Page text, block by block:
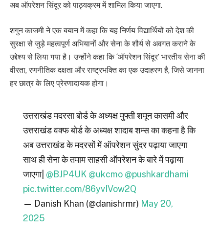
अब ऑपरेशन सिंदूर को पाठ्यक्रम में शामिल किया जाएगा.
शगुन काजमी ने एक बयान में कहा कि यह निर्णय विद्यार्थियों को देश की
सुरक्षा से जुड़े महत्वपूर्ण अभियानों और सेना के शौर्य से अवगत कराने के
उद्देश्य से लिया गया है। उन्होंने कहा कि ‘ऑपरेशन सिंदूर’ भारतीय सेना की
वीरता, रणनीतिक दक्षता और राष्ट्रभक्ति का एक उदाहरण है, जिसे जानना
हर छात्र के लिए प्रेरणादायक होगा।
उत्तराखंड मदरसा बोर्ड के अध्यक्ष मुफ्ती शमून कासमी और
उत्तराखंड वक्फ बोर्ड के अध्यक्ष शादाब शम्स का कहना है कि
अब उत्तराखंड के मदरसों में ऑपरेशन सुंदर पढ़ाया जाएगा
साथ ही सेना के तमाम साहसी ऑपरेशन के बारे में पढ़ाया
जाएगा| @BJP4UK @ukcmo @pushkardhami
pic.twitter.com/86yvIVow2Q
— Danish Khan (@danishrmr) May 20,
2025